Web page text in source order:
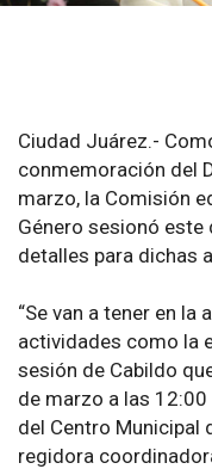
Ciudad Juárez.-
conmemoración del
marzo, la Comisión
Género sesionó este
detalles para dichas
“Se van a tener en
actividades como la
sesión de Cabildo
de marzo a las
del Centro Municipal
regidora